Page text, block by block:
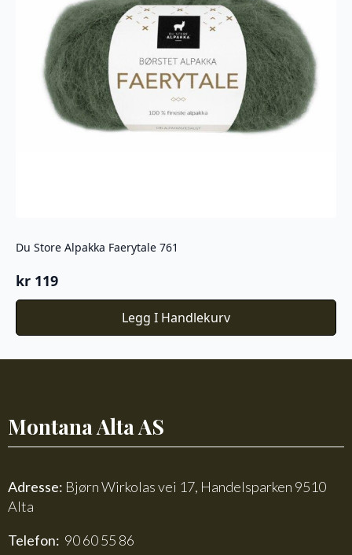
Du Store Alpakka Faerytale 761
kr 119
Legg I Handlekurv
Montana Alta AS
Adresse: Bjørn Wirkolas vei 17, Handelsparken 9510
Alta
Telefon: 90 60 55 86